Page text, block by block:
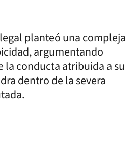
planteó una compleja
argumentando
la conducta atribuida a su
dentro de la severa